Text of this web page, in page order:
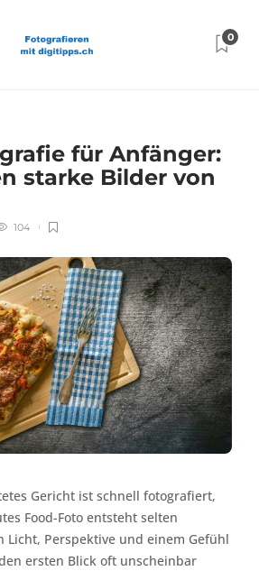
0
für Anfänger:
starke Bilder von
104
Gericht ist schnell fotografiert,
Food-Foto entsteht selten
Licht, Perspektive und einem Gefühl
ersten Blick oft unscheinbar